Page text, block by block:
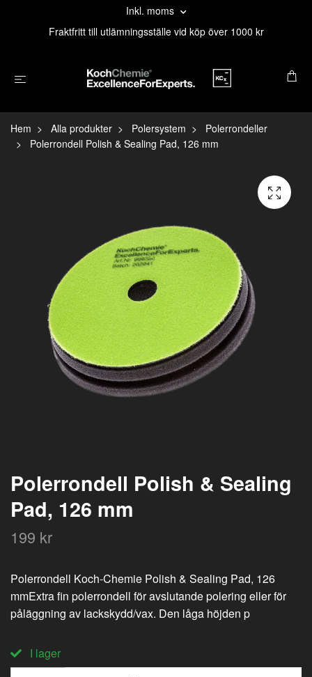
Inkl. moms
Fraktfritt till utlämningsställe vid köp över 1000 kr
Hem Alla produkter Polersystem
Polerrondeller
Polerrondell Polish & Sealing Pad, 126 mm
Polerrondell Polish & Sealing
Pad, 126 mm
199 kr
Polerrondell Koch-Chemie Polish & Sealing Pad, 126
mmExtra fin polerrondell för avslutande polering eller för
påläggning av lackskydd/vax. Den låga höjden p
I lager